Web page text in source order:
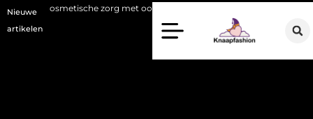
Nieuwe
artikelen
zorg met oog voor natuurlijke resultaten